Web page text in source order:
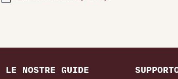
LE NOSTRE GUIDE